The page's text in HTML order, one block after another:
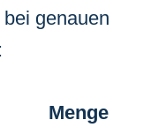
genauen
Menge